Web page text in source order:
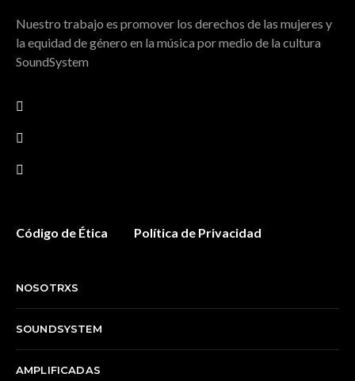
Nuestro trabajo es promover los derechos de las mujeres y
la equidad de género en la música por medio de la cultura
SoundSystem
Código de Ética Política de Privacidad
NOSOTRXS
SOUNDSYSTEM
AMPLIFICADAS